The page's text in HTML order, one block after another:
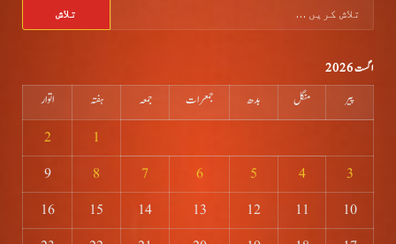
کریں
اگست 2026
پیر منگل بدھ جمعرات جمعہ ہفتہ
اتوار
1
2
3
4
5
6
7
8
9
10
11
12
13
14
15
16